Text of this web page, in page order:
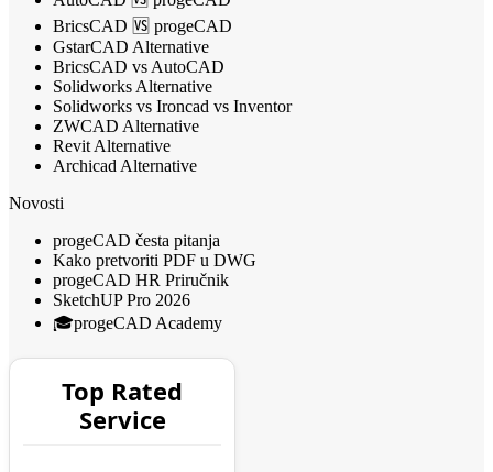
BricsCAD 🆚 progeCAD
GstarCAD Alternative
BricsCAD vs AutoCAD
Solidworks Alternative
Solidworks vs Ironcad vs Inventor
ZWCAD Alternative
Revit Alternative
Archicad Alternative
Novosti
progeCAD česta pitanja
Kako pretvoriti PDF u DWG
progeCAD HR Priručnik
SketchUP Pro 2026
🎓progeCAD Academy
Top Rated
Service